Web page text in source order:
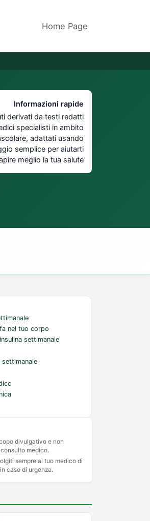
Home Page
Informazioni rapide
derivati da testi redatti
specialisti in ambito
adattati usando
semplice per aiutarti
meglio la tua salute
nel tuo corpo
settimanale
settimanale
divulgativo e non
medico.
sempre al tuo medico di
caso di urgenza.